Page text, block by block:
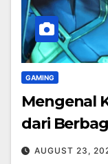
GAMING
Mengenal
dari
AUGUST 23,